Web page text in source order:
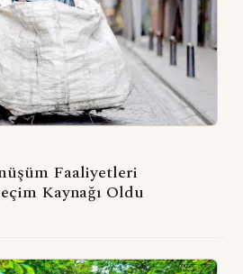
Faaliyetleri
Kaynağı Oldu